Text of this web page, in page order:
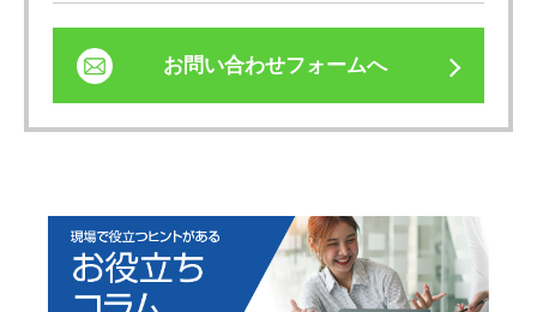
お問い合わせフォームへ